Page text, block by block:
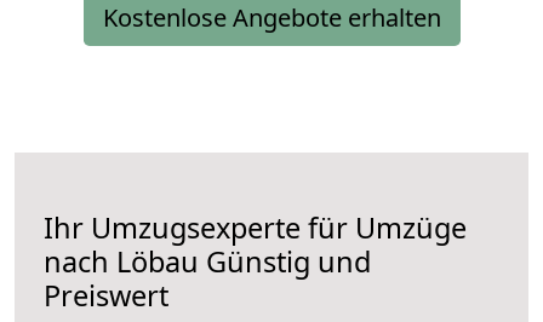
Kostenlose Angebote erhalten
Ihr Umzugsexperte für Umzüge
nach Löbau Günstig und
Preiswert